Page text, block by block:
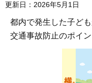
更新日：2026年5月1日
都内で発生した子ど
交通事故防止のポイ